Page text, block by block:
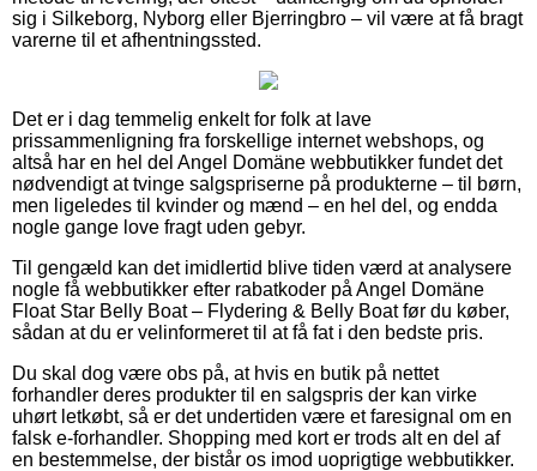
sig i Silkeborg, Nyborg eller Bjerringbro – vil være at få bragt
varerne til et afhentningssted.
Det er i dag temmelig enkelt for folk at lave
prissammenligning fra forskellige internet webshops, og
altså har en hel del Angel Domäne webbutikker fundet det
nødvendigt at tvinge salgspriserne på produkterne – til børn,
men ligeledes til kvinder og mænd – en hel del, og endda
nogle gange love fragt uden gebyr.
Til gengæld kan det imidlertid blive tiden værd at analysere
nogle få webbutikker efter rabatkoder på Angel Domäne
Float Star Belly Boat – Flydering & Belly Boat før du køber,
sådan at du er velinformeret til at få fat i den bedste pris.
Du skal dog være obs på, at hvis en butik på nettet
forhandler deres produkter til en salgspris der kan virke
uhørt letkøbt, så er det undertiden være et faresignal om en
falsk e-forhandler. Shopping med kort er trods alt en del af
en bestemmelse, der bistår os imod uoprigtige webbutikker.